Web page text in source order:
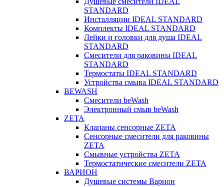
STANDARD
Инсталляции IDEAL STANDARD
Комплекты IDEAL STANDARD
Лейки и головки для душа IDEAL
STANDARD
Смесители для раковины IDEAL
STANDARD
Термостаты IDEAL STANDARD
Устройства смыва IDEAL STANDARD
BEWASH
Смесители beWash
Электронный смыв beWash
ZETA
Клапаны сенсорные ZETA
Сенсорные смесители для раковины
ZETA
Смывные устройства ZETA
Термостатические смесители ZETA
ВАРИОН
Душевые системы Варион